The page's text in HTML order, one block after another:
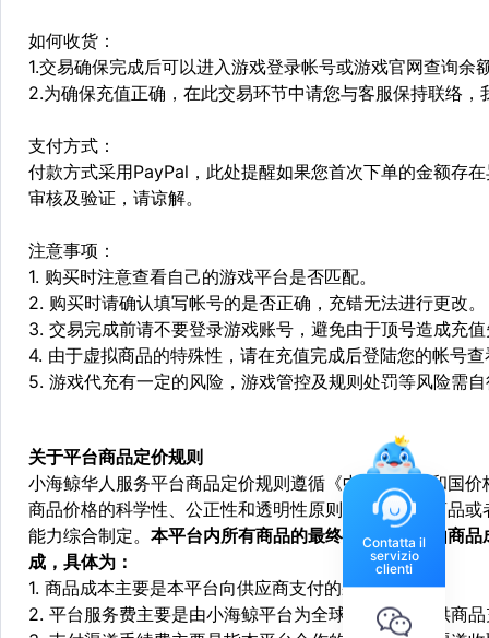
如何收货：
1.交易确保完成后可以进入游戏登录帐号或游戏官网查询余
2.为确保充值正确，在此交易环节中请您与客服保持联络
支付方式：
付款方式采用PayPal，此处提醒如果您首次下单的金额存
审核及验证，请谅解。
注意事项：
1. 购买时注意查看自己的游戏平台是否匹配。
2. 购买时请确认填写帐号的是否正确，充错无法进行更改。
3. 交易完成前请不要登录游戏账号，避免由于顶号造成充
4. 由于虚拟商品的特殊性，请在充值完成后登陆您的帐号
5. 游戏代充有一定的风险，游戏管控及规则处罚等风险需
关于平台商品定价规则
小海鲸华人服务平台商品定价规则遵循《中华人民共和国
商品价格的科学性、公正性和透明性原则，依据相关商品
能力综合制定。 本平台内所有商品的最终销售价格均由商
成，具体为：
1. 商品成本主要是本平台向供应商支付的采购成本；
2. 平台服务费主要是由小海鲸平台为全球华人用户提供商
Contatta il
servizio
clienti